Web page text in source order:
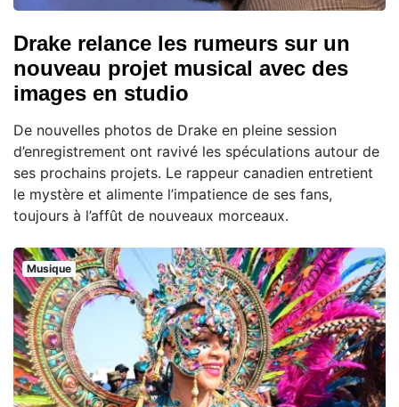
Drake relance les rumeurs sur un
nouveau projet musical avec des
images en studio
De nouvelles photos de Drake en pleine session
d’enregistrement ont ravivé les spéculations autour de
ses prochains projets. Le rappeur canadien entretient
le mystère et alimente l’impatience de ses fans,
toujours à l’affût de nouveaux morceaux.
Musique